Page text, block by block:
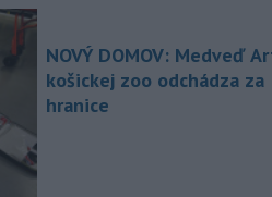
NOVÝ DOMOV: Medveď
košickej zoo odchádza za
hranice